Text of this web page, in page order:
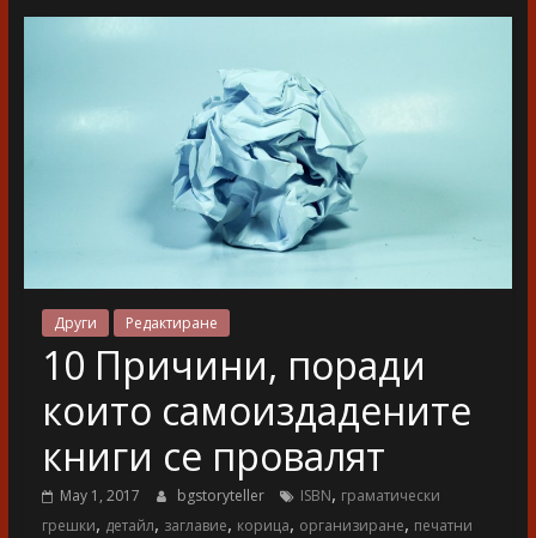
разказ
Други Редактиране
10 Причини, поради
които самоиздадените
книги се провалят
May 1, 2017 bgstoryteller ISBN, граматически
грешки, детайл, заглавие, корица, организиране, печатни